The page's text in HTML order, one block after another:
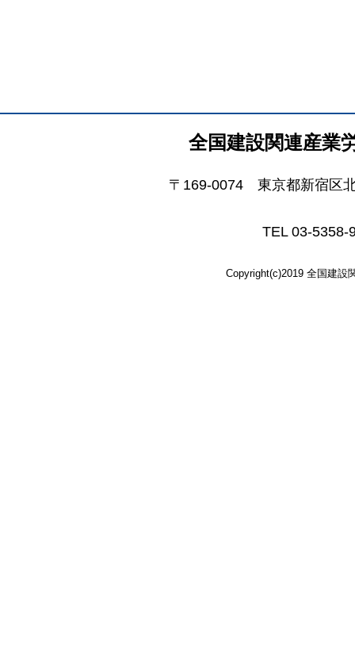
全国建設関連産業
〒169-0074 東京都新宿区
TEL 03-
Copyright(c)2019 全国建設